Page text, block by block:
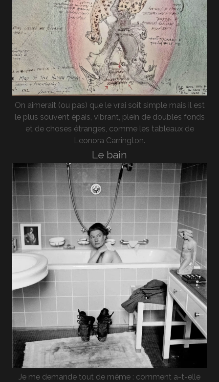
On aimerait (ou pas) que le vrai soit simple mais il est
le plus souvent épais, vibrant, plein de doubles fonds
et de choses étranges, comme les tableaux de
Leonora Carrington.
Le bain
Je me demande tout de même : comment a-t-elle